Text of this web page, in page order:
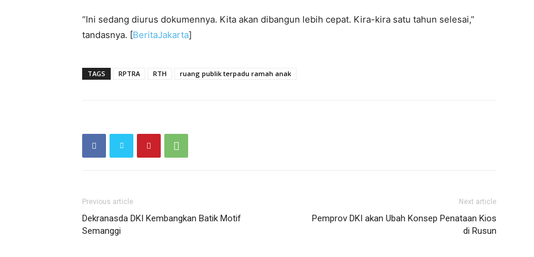
“Ini sedang diurus dokumennya. Kita akan dibangun lebih cepat. Kira-kira satu tahun selesai,”
tandasnya. [BeritaJakarta]
TAGS RPTRA RTH ruang publik terpadu ramah anak
Previous article
Dekranasda DKI Kembangkan Batik Motif
Semanggi
Next article
Pemprov DKI akan Ubah Konsep Penataan Kios
di Rusun